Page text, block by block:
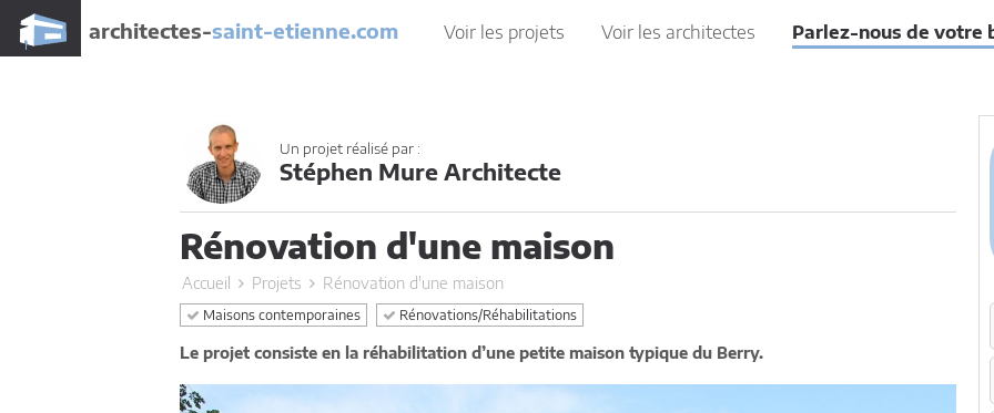
architectes-saint-etienne.com Voir les projets Voir les architectes Parlez-nous de votre
Un projet réalisé par :
Stéphen Mure Architecte
Rénovation d'une maison
Accueil Projets Rénovation d'une maison
Maisons contemporaines Rénovations/Réhabilitations
Le projet consiste en la réhabilitation d’une petite maison typique du Berry.